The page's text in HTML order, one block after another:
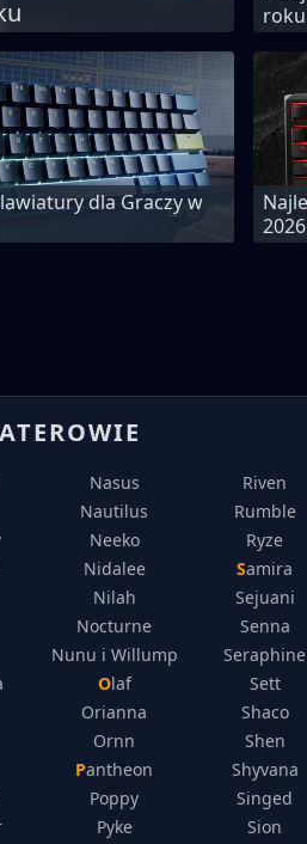
roku
dla Graczy w
Nasus
Nautilus
Neeko
Nidalee
Nilah
Nocturne
Nunu i Willump
Olaf
Orianna
Ornn
Pantheon
Poppy
Pyke
Riven
Rumble
Ryze
Samira
Sejuani
Senna
Seraphine
Sett
Shaco
Shen
Shyvana
Singed
Sion